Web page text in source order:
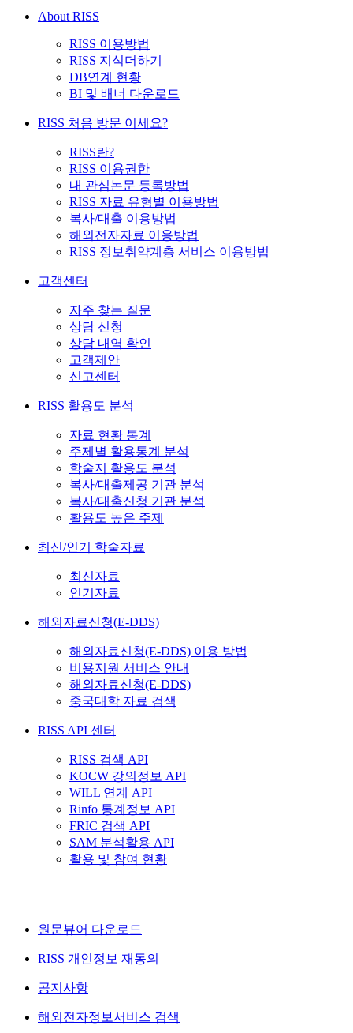
About RISS
RISS 이용방법
RISS 지식더하기
DB연계 현황
BI 및 배너 다운로드
RISS 처음 방문 이세요?
RISS란?
RISS 이용권한
내 관심논문 등록방법
RISS 자료 유형별 이용방법
복사/대출 이용방법
해외전자자료 이용방법
RISS 정보취약계층 서비스 이용방법
고객센터
자주 찾는 질문
상담 신청
상담 내역 확인
고객제안
신고센터
RISS 활용도 분석
자료 현황 통계
주제별 활용통계 분석
학술지 활용도 분석
복사/대출제공 기관 분석
복사/대출신청 기관 분석
활용도 높은 주제
최신/인기 학술자료
최신자료
인기자료
해외자료신청(E-DDS)
해외자료신청(E-DDS) 이용 방법
비용지원 서비스 안내
해외자료신청(E-DDS)
중국대학 자료 검색
RISS API 센터
RISS 검색 API
KOCW 강의정보 API
WILL 연계 API
Rinfo 통계정보 API
FRIC 검색 API
SAM 분석활용 API
활용 및 참여 현황
원문뷰어 다운로드
RISS 개인정보 재동의
공지사항
해외전자정보서비스 검색